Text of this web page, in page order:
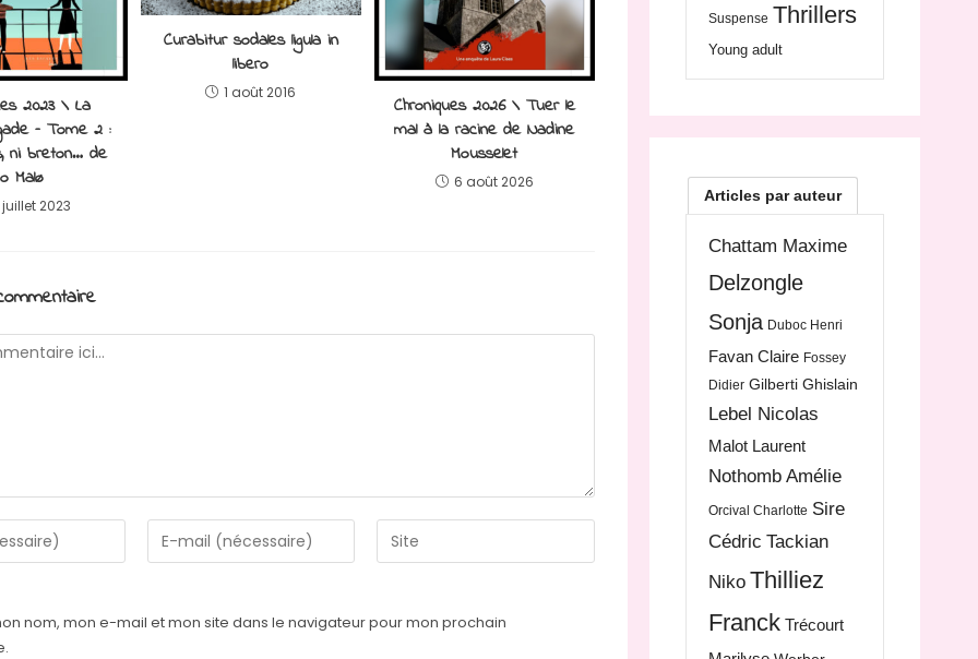
2023 \ La
– Tome 2 :
ni breton… de
Malø
2023
Curabitur sodales ligula in
libero
1 août 2016
Chroniques 2026 \ Tuer le
mal à la racine de Nadine
Mousselet
6 août 2026
Enter
your
address
Saisir
l’URL
nom, mon e-mail et mon site dans le navigateur pour mon prochain
Suspense Thrillers
Young adult
Articles par auteur
Chattam Maxime
Delzongle
Sonja Duboc Henri
Favan Claire Fossey
Didier Gilberti Ghislain
Lebel Nicolas
Malot Laurent
Nothomb Amélie
Orcival Charlotte Sire
Cédric Tackian
Niko Thilliez
Franck Trécourt